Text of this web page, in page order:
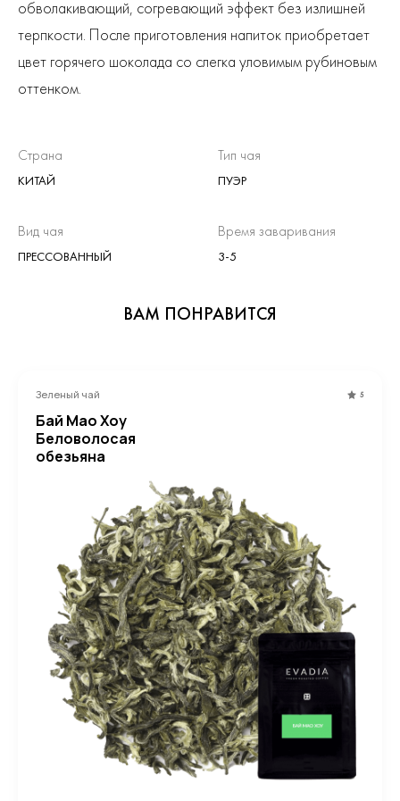
обволакивающий, согревающий эффект без излишней
терпкости. После приготовления напиток приобретает
цвет горячего шоколада со слегка уловимым рубиновым
оттенком.
Страна
КИТАЙ
Тип чая
ПУЭР
Вид чая
ПРЕССОВАННЫЙ
Время заваривания
3-5
ВАМ ПОНРАВИТСЯ
Зеленый чай 5
Бай Мао Хоу
Беловолосая
обезьяна